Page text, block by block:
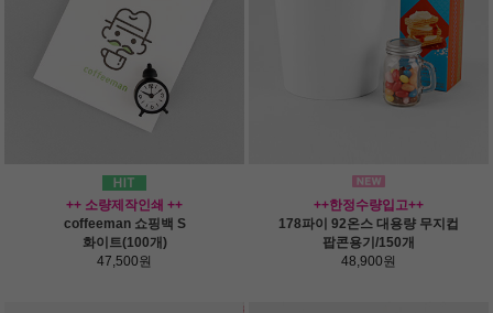
++ 소량제작인쇄 ++
coffeeman 쇼핑백 S
화이트(100개)
47,500원
++한정수량입고++
178파이 92온스 대용량 무지컵
팝콘용기/150개
48,900원